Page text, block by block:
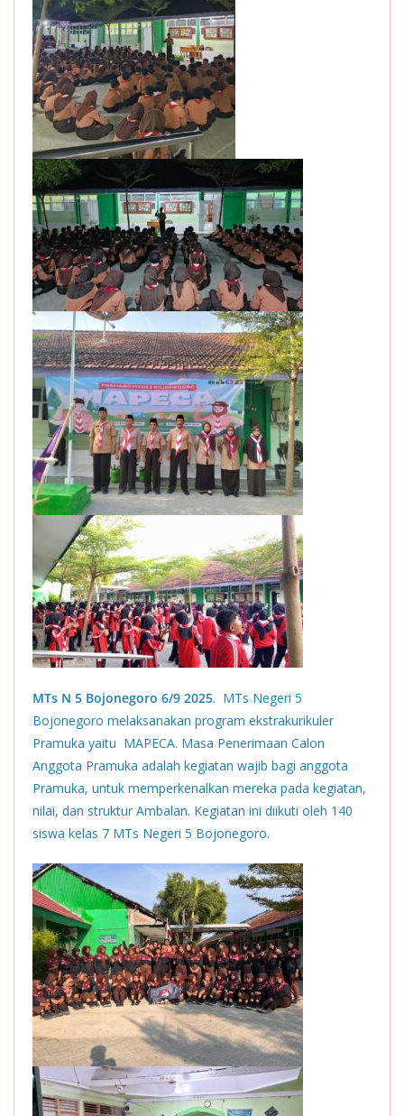
MTs N 5 Bojonegoro 6/9 2025. MTs Negeri 5
Bojonegoro melaksanakan program ekstrakurikuler
Pramuka yaitu MAPECA. Masa Penerimaan Calon
Anggota Pramuka adalah kegiatan wajib bagi anggota
Pramuka, untuk memperkenalkan mereka pada kegiatan,
nilai, dan struktur Ambalan. Kegiatan ini diikuti oleh 140
siswa kelas 7 MTs Negeri 5 Bojonegoro.